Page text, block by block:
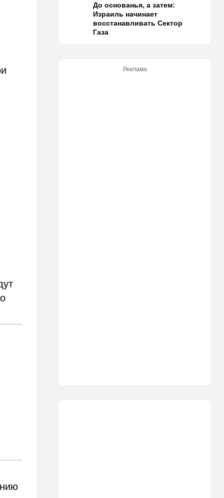
До основанья, а затем:
Израиль начинает
восстанавливать Сектор
Газа
американскими СМИ
Реклама